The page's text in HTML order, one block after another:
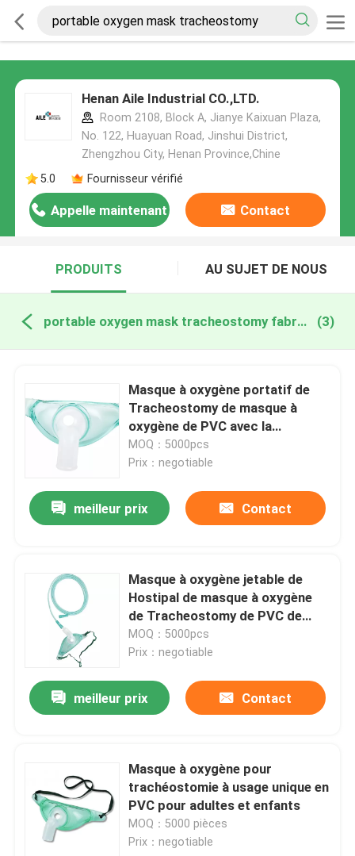
Henan Aile Industrial CO.,LTD.
Room 2108, Block A, Jianye Kaixuan Plaza,
No. 122, Huayuan Road, Jinshui District,
Zhengzhou City, Henan Province,Chine
5.0
Fournisseur vérifié
Appelle maintenant Contact
PRODUITS AU SUJET DE NOUS
portable oxygen mask tracheostomy fabrication en ligne (3)
Masque à oxygène portatif de
Tracheostomy de masque à
oxygène de PVC avec la
tuyauterie de 2.1m
MOQ：5000pcs
Prix：negotiable
meilleur prix Contact
Masque à oxygène jetable de
Hostipal de masque à oxygène
de Tracheostomy de PVC de
catégorie médicale
MOQ：5000pcs
Prix：negotiable
meilleur prix Contact
Masque à oxygène pour
trachéostomie à usage unique en
PVC pour adultes et enfants
MOQ：5000 pièces
Prix：negotiable